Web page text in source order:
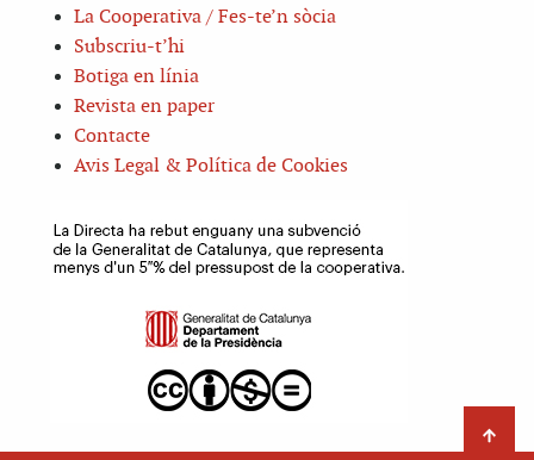
La Cooperativa / Fes-te’n sòcia
Subscriu-t’hi
Botiga en línia
Revista en paper
Contacte
Avis Legal & Política de Cookies